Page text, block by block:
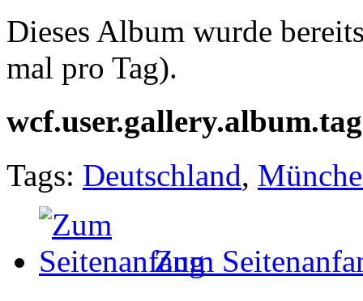
Dieses Album wurde
mal pro Tag).
Tags: Deutschland,
Zum